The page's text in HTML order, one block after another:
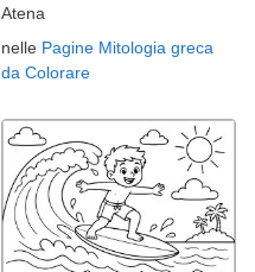
Atena
nelle Pagine Mitologia greca
da Colorare